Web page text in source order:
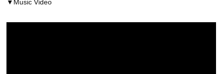
▼Music Video